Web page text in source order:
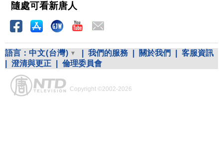
隨處可看新唐人
語言： 中文(台灣) 我們的服務 關於我們
客服資訊
澄清與更正 倫理委員會
Copyright ©2002-2026